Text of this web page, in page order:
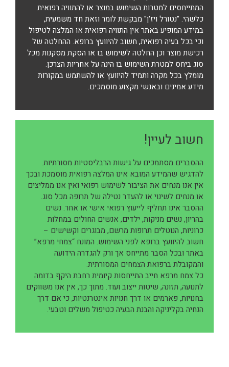
המתייחסים למטרות השימוש במוצר או להתוויה רפואית
כלשהי. "נטורל ויז'ן" מבקשת לומר וזאת חד משמעית,
במידע המופיע באתר אין התוויה רפואית או המלצה לטיפול
וכי בכל בעיה רפואית, חשוב להיוועץ ברופא. ההחלטה של
רכישת מוצר וכן החלטה לשימוש בו או הסקת מסקנות מכל
סוג ביחס למטרת השימוש בו הינה על אחריות הצרכן.
מומלץ בכל מקרה ותמיד להיוועץ או להשתמש במקורות
מידע אמינים ובאנשי מקצוע מוסמכים.
חשוב לעיין!
ההסברים מסתמכים על גישות הרבליסטיות מסורתיות.
להדגיש שהמידע המובא אינו המלצה רפואית מוסמכת ובכך
אין אנו מנחים את הציבור לשימוש רפואי ואין אנו ממליצים
או מנחים לשינוי או להעדר נטילה של תרופה מכל סוג.
ההסבר אינו תחליף לייעוץ רפואי אישי או אחר. נשים
בהריון, נשים מניקות, ילדים, אנשים החולים במחלות
כרוניות, הנוטלים תרופות מרשם, מבוגרים וקשישים –
חשוב להיוועץ ברופא לפני השימוש. המונח “צמחי מרפא”
באתר ובכל הסבר מתייחס אך ורק להגדרה הידועה
והמקובלת ברפואת הצמחים המסורתית.
כל צמח מרפא חייב התייחסות קיומית רחבת היקף בדומה
לתנועה, תזונה, שיטות ייצוב ועוד. מתוך כך, אין אנו משווקים
בחנויות, פארמים או דרך חנויות אינטרנטיות, כי אם דרך
הנחיה בקליניקה והבנת הבעיה כטיפול משלים וטבעי.